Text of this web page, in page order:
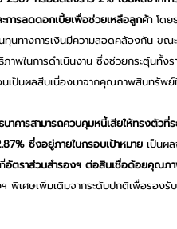
การลดดอกเบี้ยเพื่อช่วยเหลือลูกค้า โดย
นทางการเงินมีความสอดคล้องกัน ขณ
าพในการดำเนินงาน ซึ่งช่วยกระตุ้นทั้ง
เป็นผลสืบเนื่องมาจากคุณภาพสินทรัพ
คารสามารถควบคุมหนี้เสียให้ทรงตัวที่
ซึ่งอยู่ภายในกรอบเป้าหมาย เป็นผ
อัตราส่วนสำรองฯ ต่อสินเชื่อด้อยคุณภา
พิเศษเพิ่มเติมจากระดับปกติเพื่อรอง